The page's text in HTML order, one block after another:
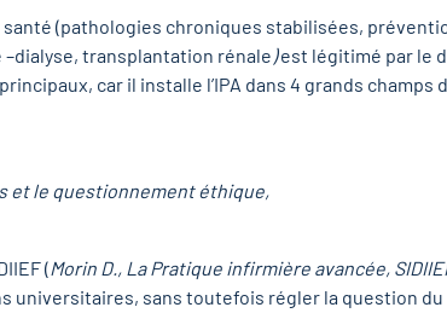
santé (pathologies chroniques stabilisées,
transplantation rénale)est légitimé par le
car il installe l’IPA dans 4 grands champs
et le questionnement éthique,
(Morin D., La Pratique infirmière avancée,
universitaires, sans toutefois régler la question